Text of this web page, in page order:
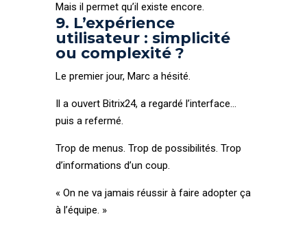
Mais il permet qu’il existe encore.
9. L’expérience
utilisateur : simplicité
ou complexité ?
Le premier jour, Marc a hésité.
Il a ouvert Bitrix24, a regardé l’interface…
puis a refermé.
Trop de menus. Trop de possibilités. Trop
d’informations d’un coup.
« On ne va jamais réussir à faire adopter ça
à l’équipe. »